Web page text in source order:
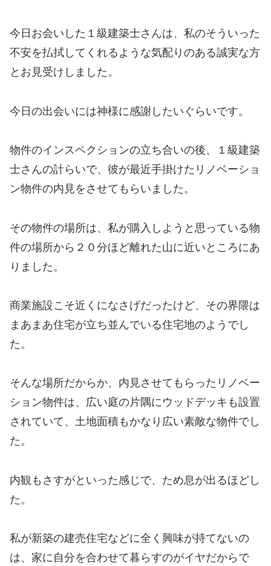
今日お会いした１級建築士さんは、私のそういった
不安を払拭してくれるような気配りのある誠実な方
とお見受けしました。
今日の出会いには神様に感謝したいぐらいです。
物件のインスペクションの立ち合いの後、１級建築
士さんの計らいで、彼が最近手掛けたリノベーショ
ン物件の内見をさせてもらいました。
その物件の場所は、私が購入しようと思っている物
件の場所から２０分ほど離れた山に近いところにあ
りました。
商業施設こそ近くになさげだったけど、その界隈は
まあまあ住宅が立ち並んでいる住宅地のようでし
た。
そんな場所だからか、内見させてもらったリノベー
ション物件は、広い庭の片隅にウッドデッキも設置
されていて、土地面積もかなり広い素敵な物件でし
た。
内観もさすがといった感じで、ため息が出るほどし
た。
私が新築の建売住宅などに全く興味が持てないの
は、家に自分を合わせて暮らすのがイヤだからで